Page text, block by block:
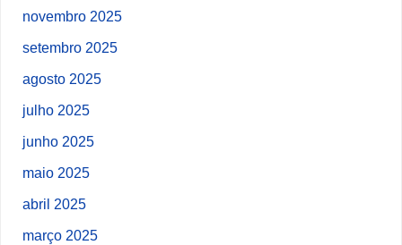
novembro 2025
setembro 2025
agosto 2025
julho 2025
junho 2025
maio 2025
abril 2025
março 2025